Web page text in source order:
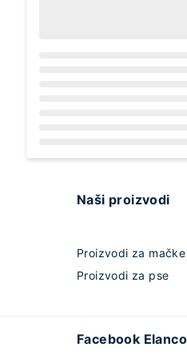
Loading...
Naši proizvodi
Proizvodi za mačke
Proizvodi za pse
Facebook Elanco